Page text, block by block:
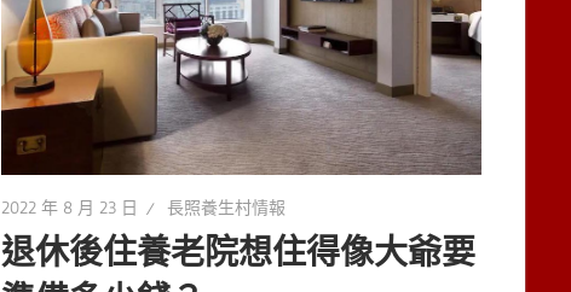
2022 年 8 月 23 日 長照養生村情報
退休後住養老院想住得像大爺要